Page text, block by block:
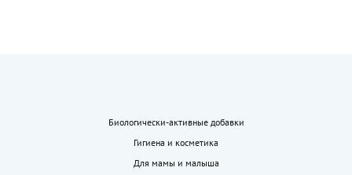
Биологически-активные добавки
Гигиена и косметика
Для мамы и малыша